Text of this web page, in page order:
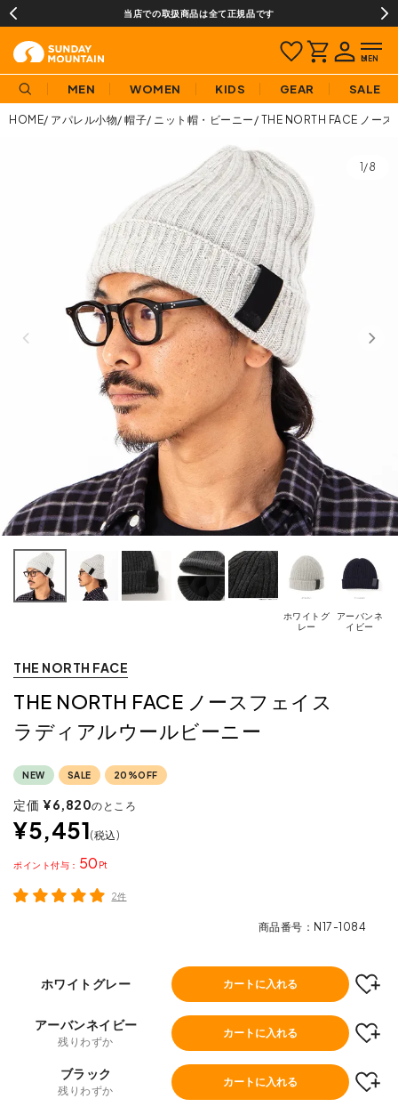
当店での取扱商品は全て正規品です
MEN WOMEN KIDS GEAR SALE
HOME アパレル小物 帽子 ニット帽・ビーニー THE NORTH FACE ノー
1/8
ホワイトグ
レー
アーバンネ
イビー
THE NORTH FACE
THE NORTH FACE ノースフェイス
ラディアルウールビーニー
NEW SALE 20%OFF
定価 ¥6,820のところ
¥5,451 税込
50
ポイント
2件
商品番号 N17-1084
ホワイトグレー カートに入れる
アーバンネイビー
残りわずか
カートに入れる
ブラック
残りわずか
カートに入れる